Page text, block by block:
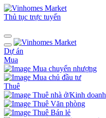
Thủ tục trực tuyến
Dự án
Mua
Mua chuyển nhượng
Mua chủ đầu tư
Thuê
Thuê nhà ở/Kinh doanh
Thuê Văn phòng
Thuê Bán lẻ